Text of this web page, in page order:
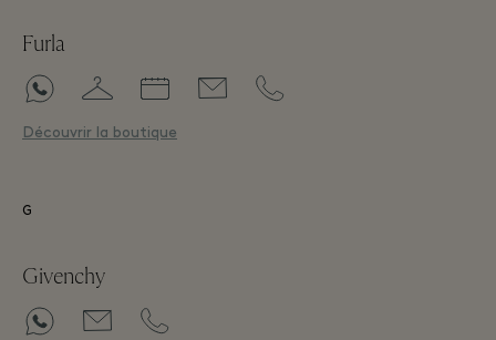
Furla
Découvrir la boutique
G
Givenchy